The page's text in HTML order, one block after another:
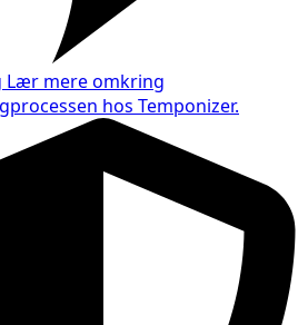
Lær mere omkring
hos Temponizer.